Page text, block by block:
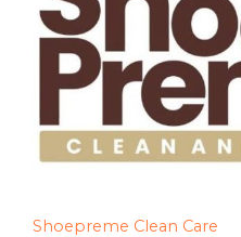
Shoepreme Clean Care